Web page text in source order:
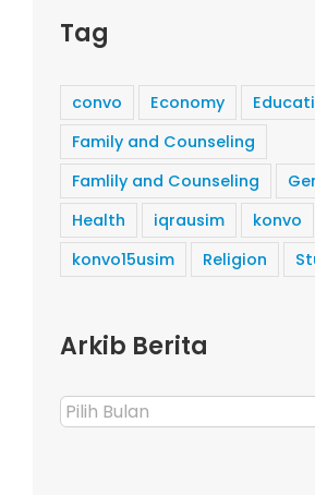
Tag
convo Economy
Family and Counseling
Famlily and Counseling
Health
iqrausim
konvo
konvo15usim
Religion
Arkib Berita
Arkib
Berita